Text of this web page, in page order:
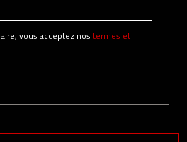
vous acceptez nostermes et